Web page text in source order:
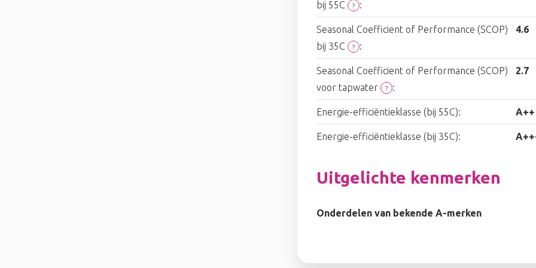
bij 55C ? :
Seasonal Coefficient of Performance (SCOP)
bij 35C
? :
4.6
Seasonal Coefficient of Performance (SCOP)
voor tapwater
? :
2.7
Energie-efficiëntieklasse (bij 55C): A++
Energie-efficiëntieklasse (bij 35C):
Uitgelichte kenmerken
Onderdelen van bekende A-merken